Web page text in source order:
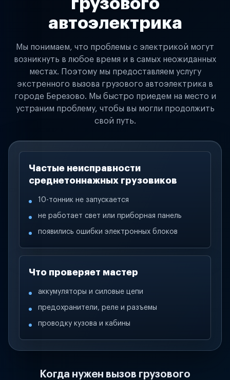
грузового
автоэлектрика
Мы понимаем, что проблемы с электрикой могут
возникнуть в любое время и в самых неожиданных
местах. Поэтому мы предоставляем услугу
экстренного вызова грузового автоэлектрика в
городе Березово. Мы быстро приедем на место и
устраним проблему, чтобы вы могли продолжить
свой путь.
Частые неисправности
среднетоннажных грузовиков
10-тонник не запускается
не работает свет или приборная панель
появились ошибки электронных блоков
Что проверяет мастер
аккумуляторы и силовые цепи
предохранители, реле и разъемы
проводку кузова и кабины
Когда нужен вызов грузового